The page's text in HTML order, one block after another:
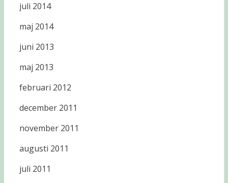
juli 2014
maj 2014
juni 2013
maj 2013
februari 2012
december 2011
november 2011
augusti 2011
juli 2011